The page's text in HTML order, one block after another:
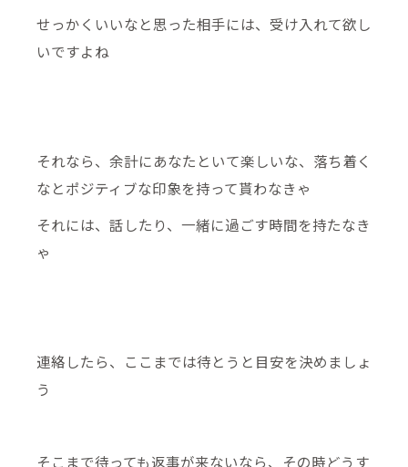
せっかくいいなと思った相手には、受け入れて欲し
いですよね
それなら、余計にあなたといて楽しいな、落ち着く
なとポジティブな印象を持って貰わなきゃ
それには、話したり、一緒に過ごす時間を持たなき
ゃ
連絡したら、ここまでは待とうと目安を決めましょ
う
そこまで待っても返事が来ないなら、その時どうす